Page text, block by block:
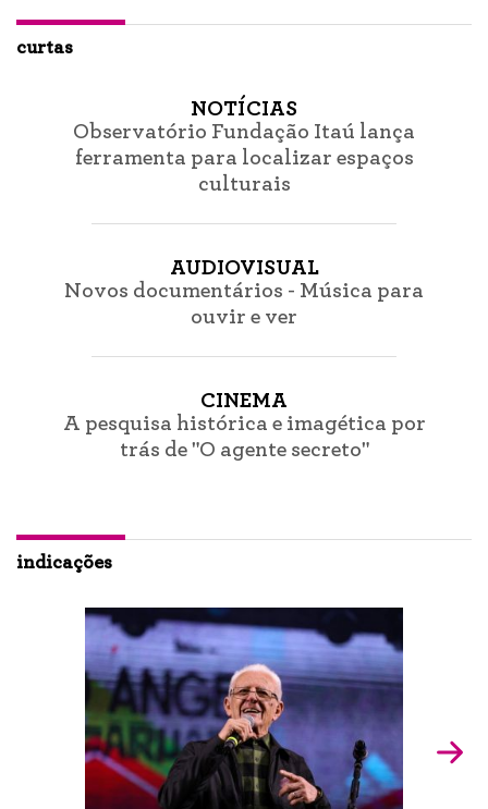
curtas
NOTÍCIAS
Observatório Fundação Itaú lança
ferramenta para localizar espaços
culturais
AUDIOVISUAL
Novos documentários - Música para
ouvir e ver
CINEMA
A pesquisa histórica e imagética por
trás de "O agente secreto"
indicações